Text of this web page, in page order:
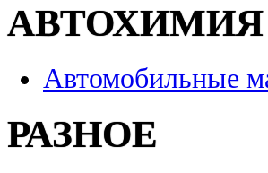
АВТОХИМИЯ
Автомобильные
РАЗНОЕ